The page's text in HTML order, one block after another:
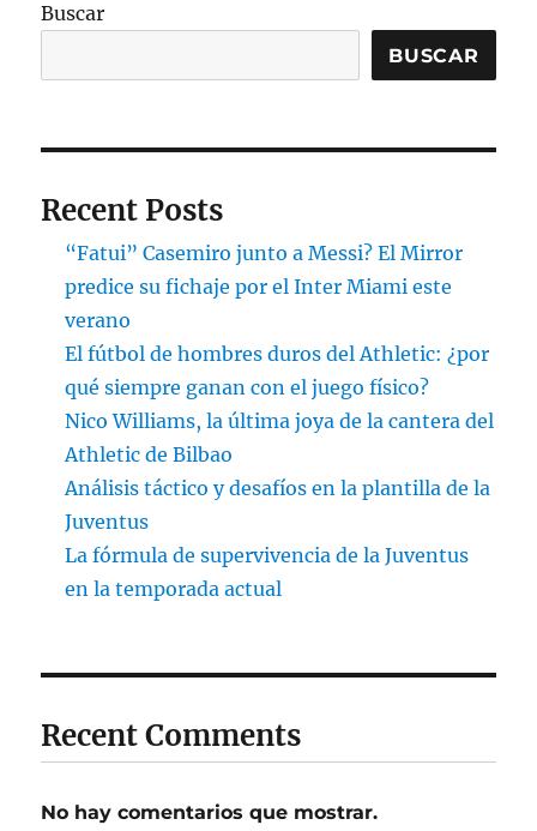
Buscar
BUSCAR
Recent Posts
“Fatui” Casemiro junto a Messi? El Mirror
predice su fichaje por el Inter Miami este
verano
El fútbol de hombres duros del Athletic: ¿por
qué siempre ganan con el juego físico?
Nico Williams, la última joya de la cantera del
Athletic de Bilbao
Análisis táctico y desafíos en la plantilla de la
Juventus
La fórmula de supervivencia de la Juventus
en la temporada actual
Recent Comments
No hay comentarios que mostrar.